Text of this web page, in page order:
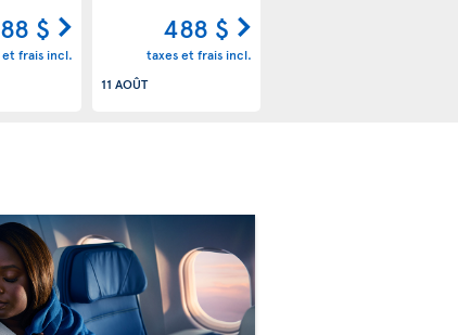
$
et frais incl.
488 $
taxes et frais incl.
11 AOÛT